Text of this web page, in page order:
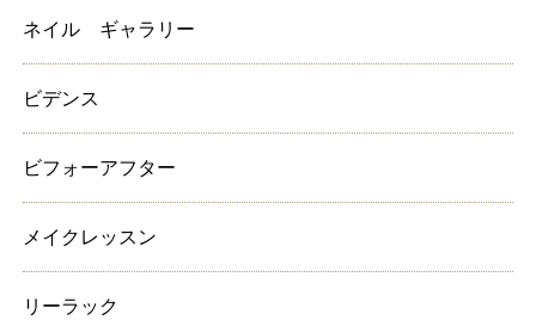
ネイル ギャラリー
ビデンス
ビフォーアフター
メイクレッスン
リーラック